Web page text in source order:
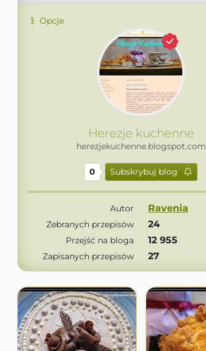
Opcje
Herezje kuchenne
herezjekuchenne.blogspot.com
0 Subskrybuj blog
Autor Ravenia
Zebranych przepisów 24
Przejść na bloga 12 955
Zapisanych przepisów 27